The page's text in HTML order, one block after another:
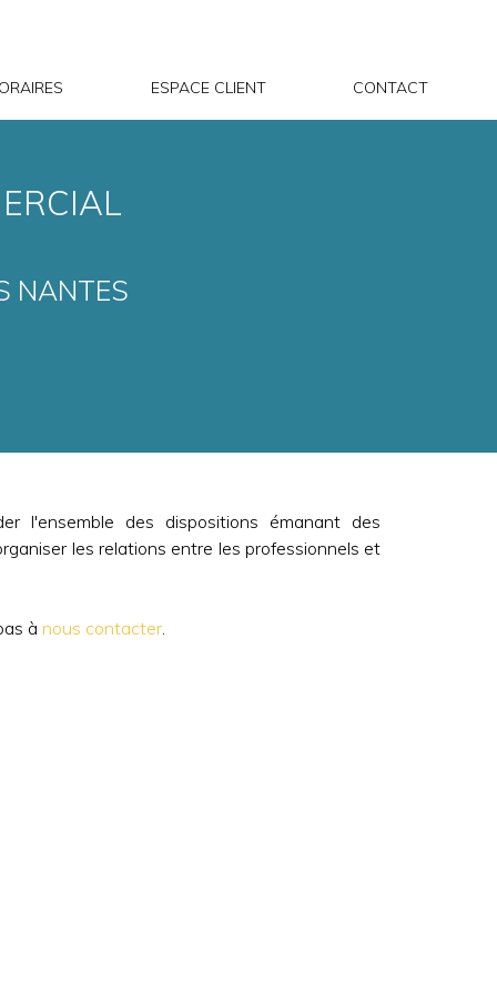
ESPACE CLIENT CONTACT
NANTES
l'ensemble des dispositions émanant des
les relations entre les professionnels et
ànous contacter.